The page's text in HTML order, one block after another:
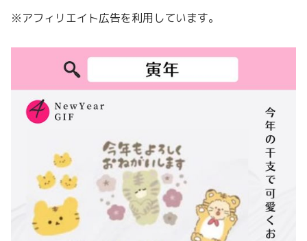
※アフィリエイト広告を利用しています。